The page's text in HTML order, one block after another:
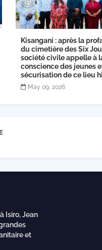
Kisangani : après la
du cimetière des Six
société civile appelle à
conscience des jeunes
sécurisation de ce lieu
May 09, 2026
Isiro, Jean
et